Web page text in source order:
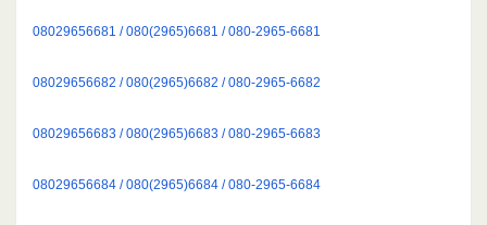
08029656681 / 080(2965)6681 / 080-2965-6681
08029656682 / 080(2965)6682 / 080-2965-6682
08029656683 / 080(2965)6683 / 080-2965-6683
08029656684 / 080(2965)6684 / 080-2965-6684